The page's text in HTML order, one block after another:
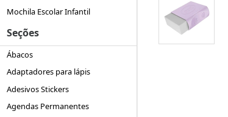
Mochila Escolar Infantil
Seções
Ábacos
Adaptadores para lápis
Adesivos Stickers
Agendas Permanentes